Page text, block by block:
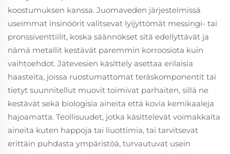
koostumuksen kanssa. Juomaveden järjestelmissä
useimmat insinöörit valitsevat lyijyttömät messingi- tai
pronssiventtiilit, koska säännökset sitä edellyttävät ja
nämä metallit kestävät paremmin korroosiota kuin
vaihtoehdot. Jätevesien käsittely asettaa erilaisia
haasteita, joissa ruostumattomat teräskomponentit tai
tietyt suunnitellut muovit toimivat parhaiten, sillä ne
kestävät sekä biologisia aineita että kovia kemikaaleja
hajoamatta. Teollisuudet, jotka käsittelevät voimakkaita
aineita kuten happoja tai liuottimia, tai tarvitsevat
erittäin puhdasta ympäristöä, turvautuvat usein